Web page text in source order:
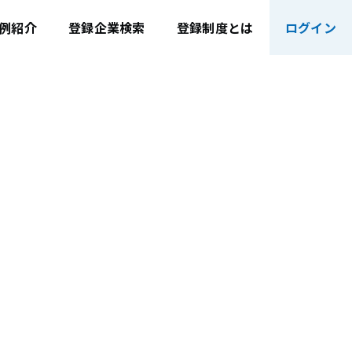
紹介 登録企業検索 登録制度とは ログイン